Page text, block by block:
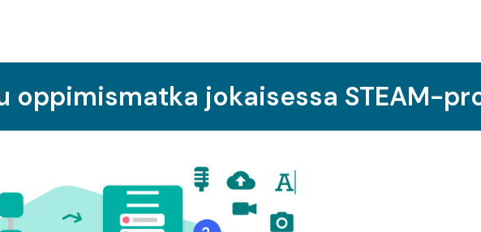
oppimismatka jokaisessa STEAM-